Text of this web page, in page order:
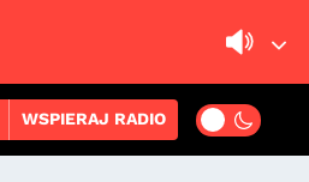
WSPIERAJ RADIO